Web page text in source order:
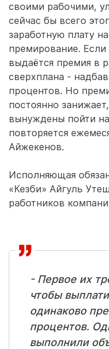
своими рабочими,
сейчас бы всего
заработную плату
премирование.
выдаётся премия в
сверхплана -
процентов. Но
постоянно
вынуждены пойти
повторяется
Айжекенов.
Исполняющая
«Кезби» Айгуль
работников
- Первое их
чтобы
одинаково
процентов.
выполнили